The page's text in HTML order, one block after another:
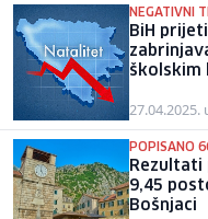
NEGATIVNI
BiH
školskim
27.04.2025.
POPISANO
Rezultati
9,45
Bošnjaci